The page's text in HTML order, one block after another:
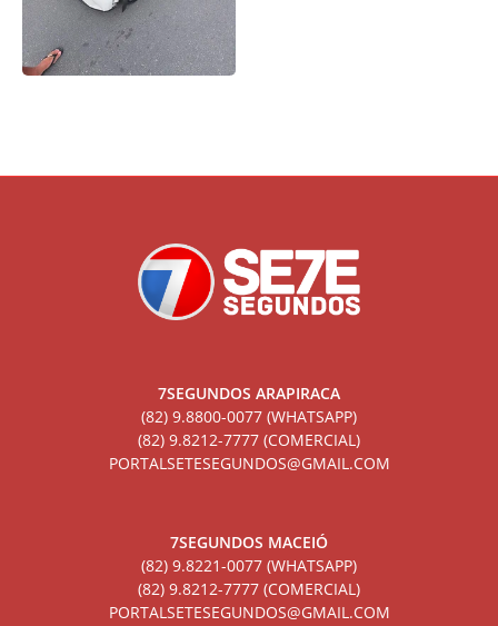
7SEGUNDOS ARAPIRACA
(82) 9.8800-0077 (WHATSAPP)
(82) 9.8212-7777 (COMERCIAL)
PORTALSETESEGUNDOS@GMAIL.COM
7SEGUNDOS MACEIÓ
(82) 9.8221-0077 (WHATSAPP)
(82) 9.8212-7777 (COMERCIAL)
PORTALSETESEGUNDOS@GMAIL.COM